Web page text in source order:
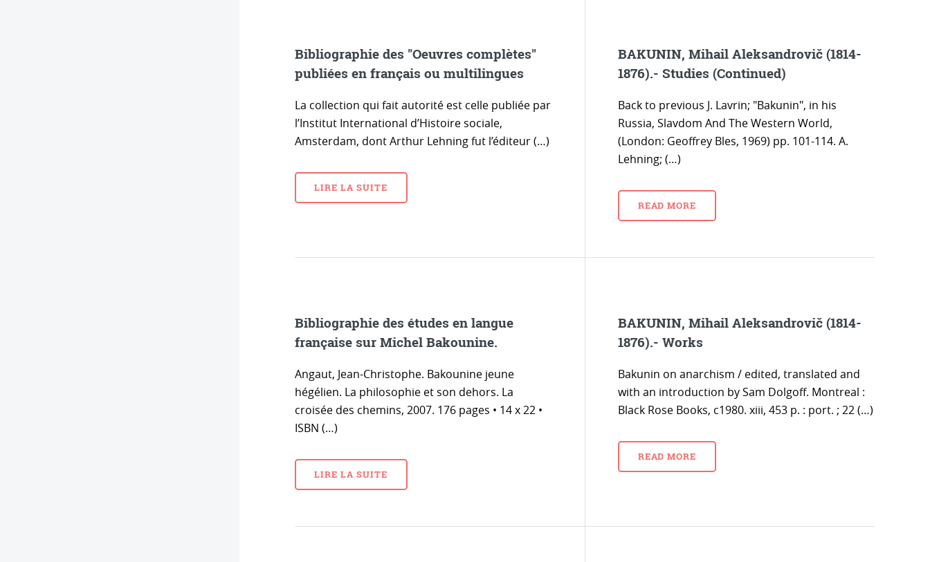
Bibliographie des "Oeuvres complètes"
publiées en français ou multilingues
La collection qui fait autorité est celle publiée par
l’Institut International d’Histoire sociale,
Amsterdam, dont Arthur Lehning fut l’éditeur (…)
LIRE LA SUITE
BAKUNIN, Mihail Aleksandrovič (1814-
1876).- Studies (Continued)
Back to previous J. Lavrin; "Bakunin", in his
Russia, Slavdom And The Western World,
(London: Geoffrey Bles, 1969) pp. 101-114. A.
Lehning; (…)
READ MORE
Bibliographie des études en langue
française sur Michel Bakounine.
Angaut, Jean-Christophe. Bakounine jeune
hégélien. La philosophie et son dehors. La
croisée des chemins, 2007. 176 pages • 14 x 22 •
ISBN (…)
LIRE LA SUITE
BAKUNIN, Mihail Aleksandrovič (1814-
1876).- Works
Bakunin on anarchism / edited, translated and
with an introduction by Sam Dolgoff. Montreal :
Black Rose Books, c1980. xiii, 453 p. : port. ; 22 (…)
READ MORE